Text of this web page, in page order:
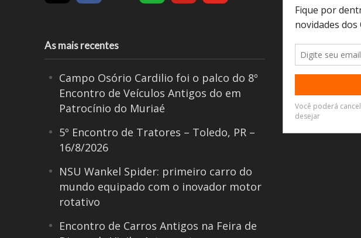
As mais recentes
Campo Osório Cardilio foi o palco do 8º
Encontro de Veículos Antigos do em
Patrocínio do Muriaé
5º Encontro de Tratores – Toledo, PR –
16/8/2026
NSU Wankel Spider: primeiro carro do
mundo equipado com o inovador motor
rotativo
Encontro de Carros Antigos na Feira de